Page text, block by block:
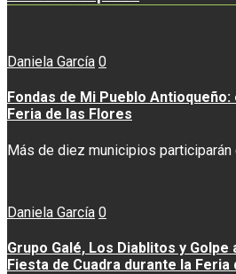
Daniela García 0
Fondas de Mi Pueblo
Feria de las Flores
Más de diez municipios participarán
Daniela García 0
Grupo Galé, Los Diablitos y
Fiesta de Cuadra durante la Feria